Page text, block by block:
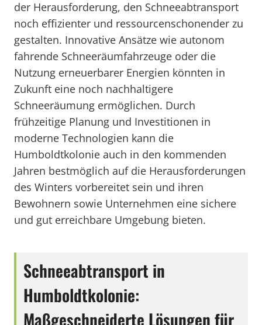
der Herausforderung, den Schneeabtransport
noch effizienter und ressourcenschonender zu
gestalten. Innovative Ansätze wie autonom
fahrende Schneeräumfahrzeuge oder die
Nutzung erneuerbarer Energien könnten in
Zukunft eine noch nachhaltigere
Schneeräumung ermöglichen. Durch
frühzeitige Planung und Investitionen in
moderne Technologien kann die
Humboldtkolonie auch in den kommenden
Jahren bestmöglich auf die Herausforderungen
des Winters vorbereitet sein und ihren
Bewohnern sowie Unternehmen eine sichere
und gut erreichbare Umgebung bieten.
Schneeabtransport in
Humboldtkolonie:
Maßgeschneiderte Lösungen für